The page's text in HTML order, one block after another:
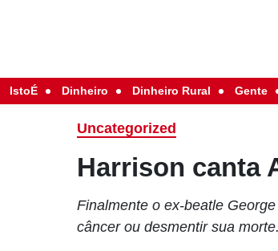
IstoÉ Dinheiro Dinheiro Rural Gente
Uncategorized
Harrison canta
Finalmente o ex-beatle
câncer ou desmentir sua morte.